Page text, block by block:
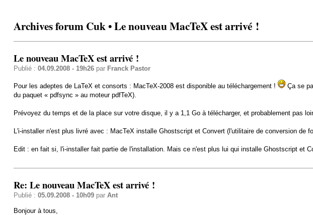
Archives forum Cuk • Le nouveau MacTeX est arrivé !
Le nouveau MacTeX est arrivé !
Publié : 04.09.2008 - 19h26par Franck Pastor
Pour les adeptes de LaTeX et consorts : MacTeX-2008 est disponible au téléchargement ! Ça se
du paquet « pdfsync » au moteur pdfTeX).
Prévoyez du temps et de la place sur votre disque, il y a 1,1 Go à télécharger, et probablement pas
L'i-installer n'est plus livré avec : MacTeX installe Ghostscript et Convert (l'utilitaire de conversion de
Edit : en fait si, l'i-installer fait partie de l'installation. Mais ce n'est plus lui qui installe Ghostscript et
Re: Le nouveau MacTeX est arrivé !
Publié : 05.09.2008 - 10h09par Ant
Bonjour à tous,